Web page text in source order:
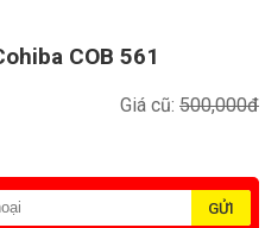
COB 561
Giá cũ: 500,000đ